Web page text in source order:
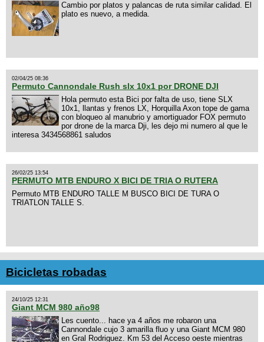
Cambio por platos y palancas de ruta similar calidad. El
plato es nuevo, a medida.
02/04/25 08:36
Permuto Cannondale Rush slx 10x1 por DRONE DJI
Hola permuto esta Bici por falta de uso, tiene SLX
10x1, llantas y frenos LX, Horquilla Axon tope de gama
con bloqueo al manubrio y amortiguador FOX permuto
por drone de la marca Dji, les dejo mi numero al que le
interesa 3434568861 saludos
26/02/25 13:54
PERMUTO MTB ENDURO X BICI DE TRIA O RUTERA
Permuto MTB ENDURO TALLE M BUSCO BICI DE TURA O
TRIATLON TALLE S.
Bicicletas robadas
24/10/25 12:31
Giant MCM 980 año98
Les cuento... hace ya 4 años me robaron una
Cannondale cujo 3 amarilla fluo y una Giant MCM 980
en Gral Rodriguez. Km 53 del Acceso oeste mientras